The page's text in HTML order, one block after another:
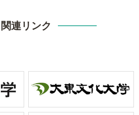
関連リンク